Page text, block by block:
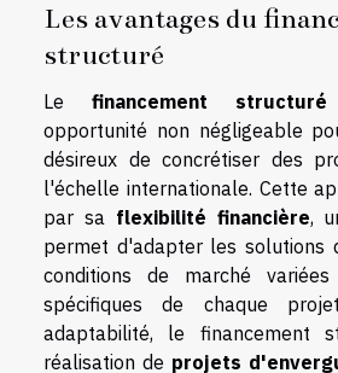
Les avantages du
structuré
Le financement structuré
opportunité non négligeable
désireux de concrétiser des
l'échelle internationale. Cette
par sa flexibilité financière,
permet d'adapter les solutions
conditions de marché
spécifiques de chaque
adaptabilité, le financement
réalisation de projets